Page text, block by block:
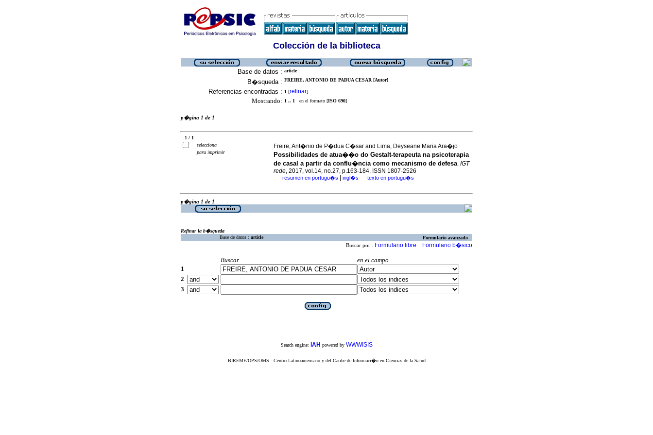
Colección de la biblioteca
Base de datos : article
B�squeda : FREIRE, ANTONIO DE PADUA CESAR [Autor]
Referencias encontradas : 1 [refinar]
Mostrando: 1 .. 1 en el formato [ISO 690]
p�gina 1 de 1
1 / 1
selecciona
para imprimir
Freire, Ant�nio de P�dua C�sar and Lima, Deyseane Maria Ara�jo
Possibilidades de atua��o do Gestalt-terapeuta na psicoterapia
de casal a partir da conflu�ncia como mecanismo de defesa. IGT
rede, 2017, vol.14, no.27, p.163-184. ISSN 1807-2526
· resumen en portugu�s ingl�s · texto en portugu�s
p�gina 1 de 1
Refinar la b�squeda
Base de datos : article Formulario avanzado
Buscar por : Formulario libre Formulario b�sico
Buscar
en el campo
1
2
3
Search engine: iAH powered by WWWISIS
BIREME/OPS/OMS - Centro Latinoamericano y del Caribe de Informaci�n en Ciencias de la Salud